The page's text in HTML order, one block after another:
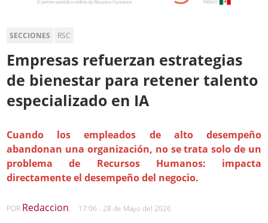
SECCIONES RSC
Empresas refuerzan estrategias
de bienestar para retener talento
especializado en IA
Cuando los empleados de alto desempeño
abandonan una organización, no se trata solo de un
problema de Recursos Humanos: impacta
directamente el desempeño del negocio.
POR Redaccion, 17:06 - 28 de Mayo del 2026